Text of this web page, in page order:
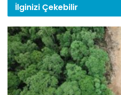
İlginizi Çekebilir